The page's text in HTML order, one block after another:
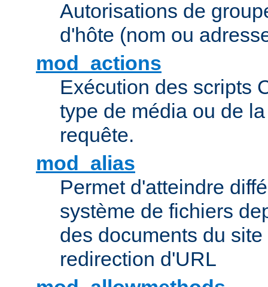
Autorisations de
d'hôte (nom ou
mod_actions
Exécution des scripts
type de média ou de
requête.
mod_alias
Permet d'atteindre
système de fichiers
des documents du
redirection d'URL